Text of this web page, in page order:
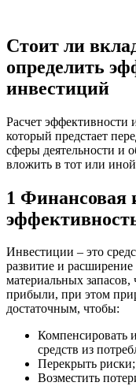
Стоит ли
определить
инвестиций
Расчет эффективности
который предстает
сферы деятельности и
вложить в тот или
1 Финансовая
Инвестиции – это
развитие и
материальных
прибыли, при этом
достаточным, чтобы:
Компенсировать
средств из
Перекрыть риски;
Возместить